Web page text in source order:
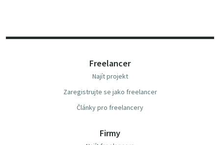
Freelancer
Najít projekt
Zaregistrujte se jako freelancer
Články pro freelancery
Firmy